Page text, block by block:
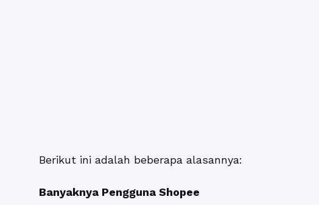
Berikut ini adalah beberapa alasannya:
Banyaknya Pengguna Shopee